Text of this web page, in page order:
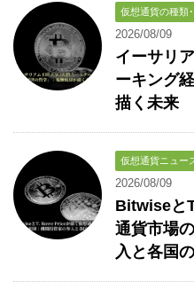
仮想通貨の種類
2026/08/09
イーサリ
ーキング
描く未来
仮想通貨ニュー
2026/08/09
Bitwiseと
通貨市場
入と各国